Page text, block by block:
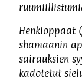
Henkioppaat
shamaanin
sairauksien
kadotetut